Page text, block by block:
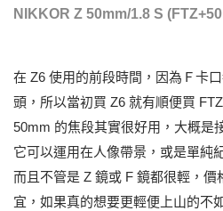
NIKKOR Z 50mm/1.8 S
在 Z6 使用的前段時間，因為Ｆ卡
頭，所以當初買 Z6 就有順便買
50mm 的焦段其實很好用，大概是
它可以運用在人像帶景，或是單純
而且不管是 Z 鏡或 F 鏡都很輕，價
宜，如果真的想要更輕便上山的不